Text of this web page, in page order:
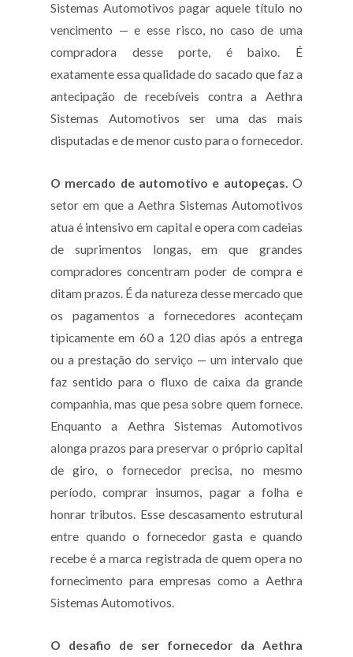
Sistemas Automotivos pagar aquele título no
vencimento — e esse risco, no caso de uma
compradora desse porte, é baixo. É
exatamente essa qualidade do sacado que faz a
antecipação de recebíveis contra a Aethra
Sistemas Automotivos ser uma das mais
disputadas e de menor custo para o fornecedor.
O mercado de automotivo e autopeças. O
setor em que a Aethra Sistemas Automotivos
atua é intensivo em capital e opera com cadeias
de suprimentos longas, em que grandes
compradores concentram poder de compra e
ditam prazos. É da natureza desse mercado que
os pagamentos a fornecedores aconteçam
tipicamente em 60 a 120 dias após a entrega
ou a prestação do serviço — um intervalo que
faz sentido para o fluxo de caixa da grande
companhia, mas que pesa sobre quem fornece.
Enquanto a Aethra Sistemas Automotivos
alonga prazos para preservar o próprio capital
de giro, o fornecedor precisa, no mesmo
período, comprar insumos, pagar a folha e
honrar tributos. Esse descasamento estrutural
entre quando o fornecedor gasta e quando
recebe é a marca registrada de quem opera no
fornecimento para empresas como a Aethra
Sistemas Automotivos.
O desafio de ser fornecedor da Aethra